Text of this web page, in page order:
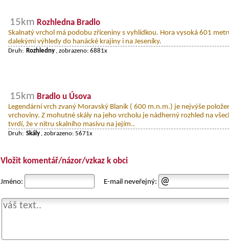
15km Rozhledna Bradlo
Skalnatý vrchol má podobu zříceniny s vyhlídkou. Hora vysoká 601
dalekými výhledy do hanácké krajiny i na Jeseníky.
Druh: Rozhledny , zobrazeno: 6881x
15km Bradlo u Úsova
Legendární vrch zvaný Moravský Blaník ( 600 m.n.m.) je nejvýše
vrchoviny. Z mohutné skály na jeho vrcholu je nádherný rozhled na
tvrdí, že v nitru skalního masivu na jejím..
Druh: Skály , zobrazeno: 5671x
Vložit komentář/názor/vzkaz k obci
Jméno: E-mail neveřejný: